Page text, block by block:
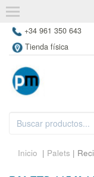
+34 961 350 643
Tienda física
Inicio | Palets |